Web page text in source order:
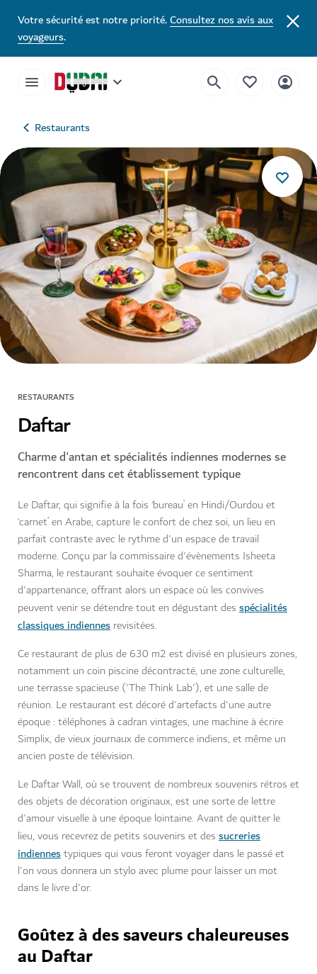
Votre sécurité est notre priorité.Consultez nos avis aux
voyageurs.
Restaurants
RESTAURANTS
Daftar
Charme d'antan et spécialités indiennes modernes se
rencontrent dans cet établissement typique
Le Daftar, qui signifie à la fois ‘bureau’ en Hindi/Ourdou et
‘carnet’ en Arabe, capture le confort de chez soi, un lieu en
parfait contraste avec le rythme d'un espace de travail
moderne. Conçu par la commissaire d'évènements Isheeta
Sharma, le restaurant souhaite évoquer ce sentiment
d'appartenance, offrant alors un espace où les convives
peuvent venir se détendre tout en dégustant des spécialités
classiques indiennes revisitées.
Ce restaurant de plus de 630 m2 est divisé en plusieurs zones,
notamment un coin piscine décontracté, une zone culturelle,
une terrasse spacieuse ('The Think Lab'), et une salle de
réunion. Le restaurant est décoré d'artefacts d'une autre
époque : téléphones à cadran vintages, une machine à écrire
Simplix, de vieux journaux de commerce indiens, et même un
ancien poste de télévision.
Le Daftar Wall, où se trouvent de nombreux souvenirs rétros et
des objets de décoration originaux, est une sorte de lettre
d'amour visuelle à une époque lointaine. Avant de quitter le
lieu, vous recevrez de petits souvenirs et des sucreries
indiennestypiques qui vous feront voyager dans le passé et
l'on vous donnera un stylo avec plume pour laisser un mot
dans le livre d'or.
Goûtez à des saveurs chaleureuses
au Daftar